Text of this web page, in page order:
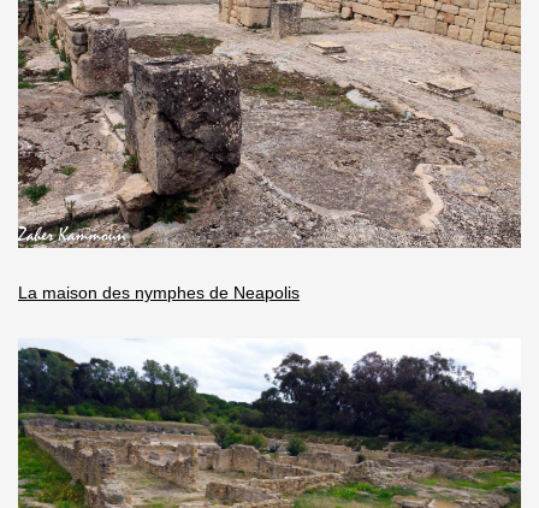
La maison des nymphes de Neapolis